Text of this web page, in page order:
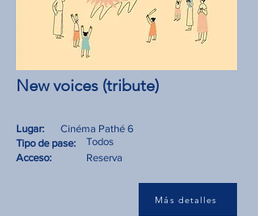
New voices (tribute)
Lugar:
Tipo de pase:
Cinéma Pathé 6
Todos
Acceso:
Reserva
Más detalles